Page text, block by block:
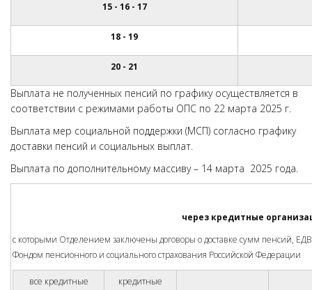
15 - 16 - 17
18 - 19
20 - 21
Выплата не полученных пенсий по графику осуществляется в
соответствии с режимами работы ОПС по 22 марта 2025 г.
Выплата мер социальной поддержки (МСП) согласно графику
доставки пенсий и социальных выплат.
Выплата по дополнительному массиву – 14 марта 2025 года.
через кредитные
с которыми Отделением заключены договоры о доставке сумм пенсий,
Фондом пенсионного и социального страхования Российской Федерации
все кредитные
кредитные